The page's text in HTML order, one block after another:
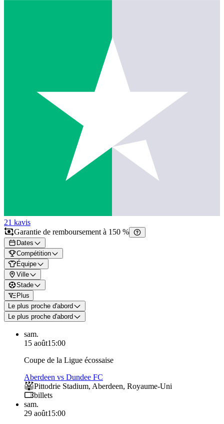
21 kavis
Garantie de remboursement à 150 %
Dates
Compétition
Équipe
Ville
Stade
Plus
Le plus proche d'abord
Le plus proche d'abord
sam.
15 août15:00
Coupe de la Ligue écossaise
Aberdeen vs Dundee FC
Pittodrie Stadium, Aberdeen, Royaume-Uni
billets
sam.
29 août15:00